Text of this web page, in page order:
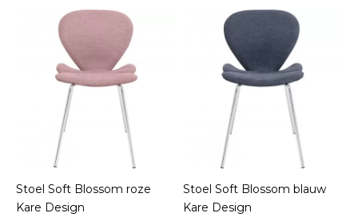
Stoel Soft Blossom roze
Kare Design
Stoel Soft Blossom blauw
Kare Design